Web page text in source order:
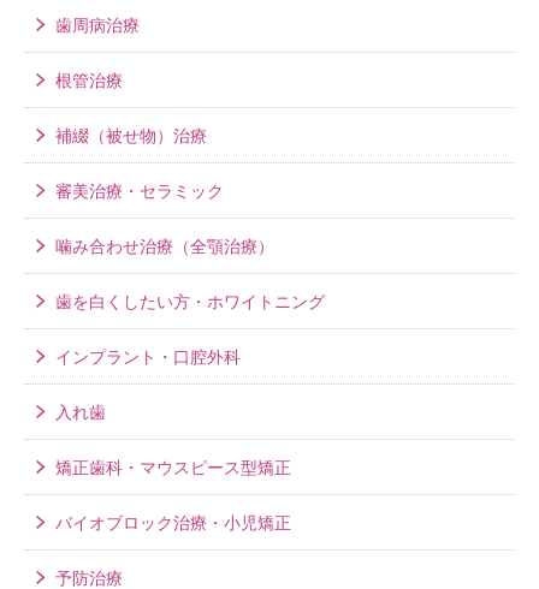
歯周病治療
根管治療
補綴（被せ物）治療
審美治療・セラミック
噛み合わせ治療（全顎治療）
歯を白くしたい方・ホワイトニング
インプラント・口腔外科
入れ歯
矯正歯科・マウスピース型矯正
バイオブロック治療・小児矯正
予防治療